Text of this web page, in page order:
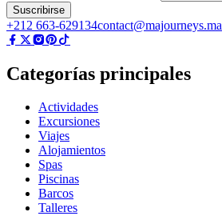
Suscribirse
+212 663-629134contact@majourneys.ma
Categorías principales
Actividades
Excursiones
Viajes
Alojamientos
Spas
Piscinas
Barcos
Talleres